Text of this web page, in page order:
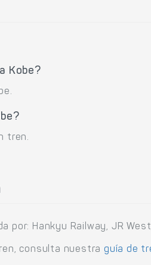
Kobe?
tren.
por: Hankyu Railway, JR
consulta nuestra guía de